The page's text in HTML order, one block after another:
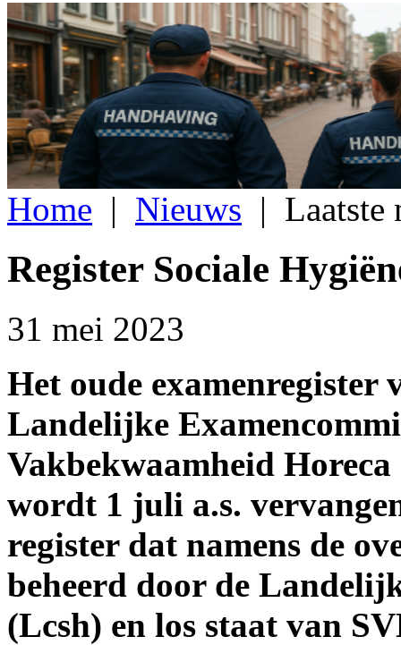
Home | Nieuws | Laatste
Register Sociale
31 mei 2023
Het oude examenregister
Landelijke
Vakbekwaamheid
wordt 1 juli a.s.
register dat namens de
beheerd door de
(Lcsh) en los staat van